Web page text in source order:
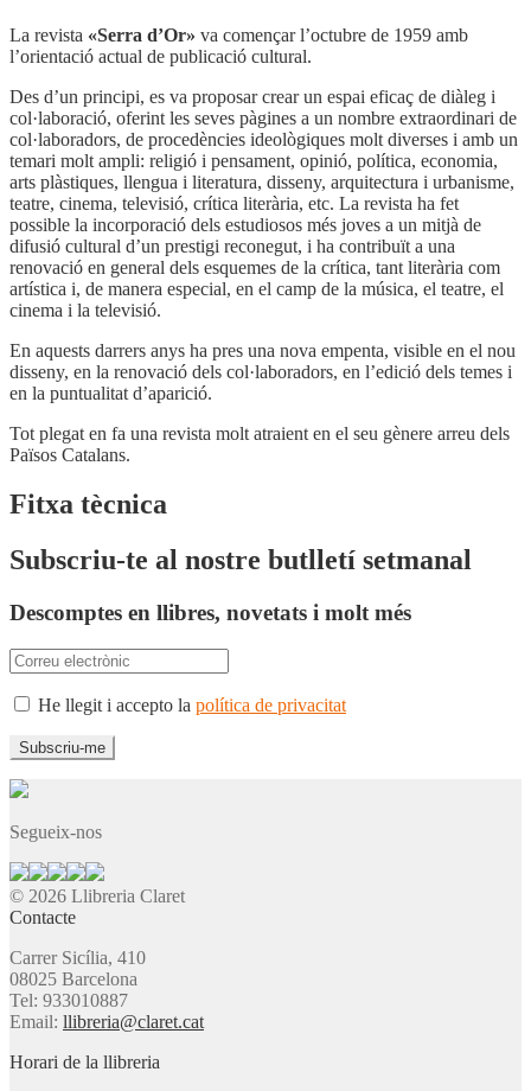
La revista «Serra d’Or» va començar l’octubre de 1959 amb
l’orientació actual de publicació cultural.
Des d’un principi, es va proposar crear un espai eficaç de diàleg i
col·laboració, oferint les seves pàgines a un nombre extraordinari de
col·laboradors, de procedències ideològiques molt diverses i amb un
temari molt ampli: religió i pensament, opinió, política, economia,
arts plàstiques, llengua i literatura, disseny, arquitectura i urbanisme,
teatre, cinema, televisió, crítica literària, etc. La revista ha fet
possible la incorporació dels estudiosos més joves a un mitjà de
difusió cultural d’un prestigi reconegut, i ha contribuït a una
renovació en general dels esquemes de la crítica, tant literària com
artística i, de manera especial, en el camp de la música, el teatre, el
cinema i la televisió.
En aquests darrers anys ha pres una nova empenta, visible en el nou
disseny, en la renovació dels col·laboradors, en l’edició dels temes i
en la puntualitat d’aparició.
Tot plegat en fa una revista molt atraient en el seu gènere arreu dels
Països Catalans.
Fitxa tècnica
Subscriu-te al nostre butlletí setmanal
Descomptes en llibres, novetats i molt més
He llegit i accepto la política de privacitat
Segueix-nos
© 2026 Llibreria Claret
Contacte
Carrer Sicília, 410
08025 Barcelona
Tel: 933010887
Email: llibreria@claret.cat
Horari de la llibreria